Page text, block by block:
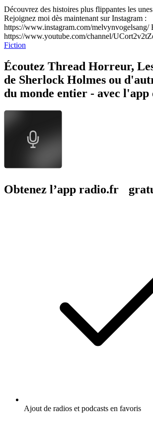
Découvrez des histoires plus flippantes les
Rejoignez moi dès maintenant sur Instagram :
https://www.instagram.com/melvynvogelsang/
https://www.youtube.com/channel/
Fiction
Écoutez Thread Horreur,
de Sherlock Holmes ou
du monde entier - avec
Obtenez l’app radio.fr
Ajout de radios et podcasts en favoris